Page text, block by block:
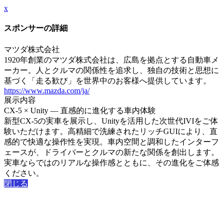
x
スポンサーの詳細
マツダ株式会社
1920年創業のマツダ株式会社は、広島を拠点とする自動車メ
ーカー。人とクルマの関係性を追求し、独自の技術と思想に
基づく「走る歓び」を世界中のお客様へ提供しています。
https://www.mazda.com/ja/
展示内容
CX-5 × Unity ― 直感的に進化する車内体験
新型CX-5の実車を展示し、Unityを活用した次世代IVIをご体
験いただけます。高精細で洗練されたリッチGUIにより、直
感的で快適な操作性を実現。車内空間と調和したインターフ
ェースが、ドライバーとクルマの新たな関係を創出します。
実車ならではのリアルな操作感とともに、その進化をご体感
ください。
閉じる